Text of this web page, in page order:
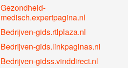
Gezondheid-
medisch.expertpagina.nl
Bedrijven-gids.rtlplaza.nl
Bedrijven-gids.linkpaginas.nl
Bedrijven-gidss.vinddirect.nl